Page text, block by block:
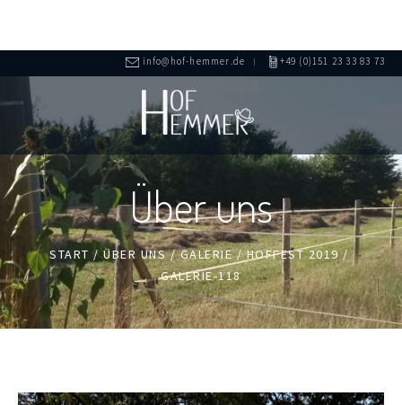
info@hof-hemmer.de +49 (0)151 23 33 83 73
Über uns
START /ÜBER UNS/GALERIE/HOFFEST 2019/
GALERIE-118